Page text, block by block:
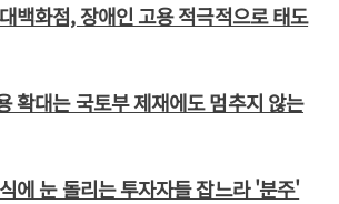
백화점, 장애인 고용 적극적으로 태도
확대는 국토부 제재에도 멈추지 않는
에 눈 돌리는 투자자들 잡느라 '분주'